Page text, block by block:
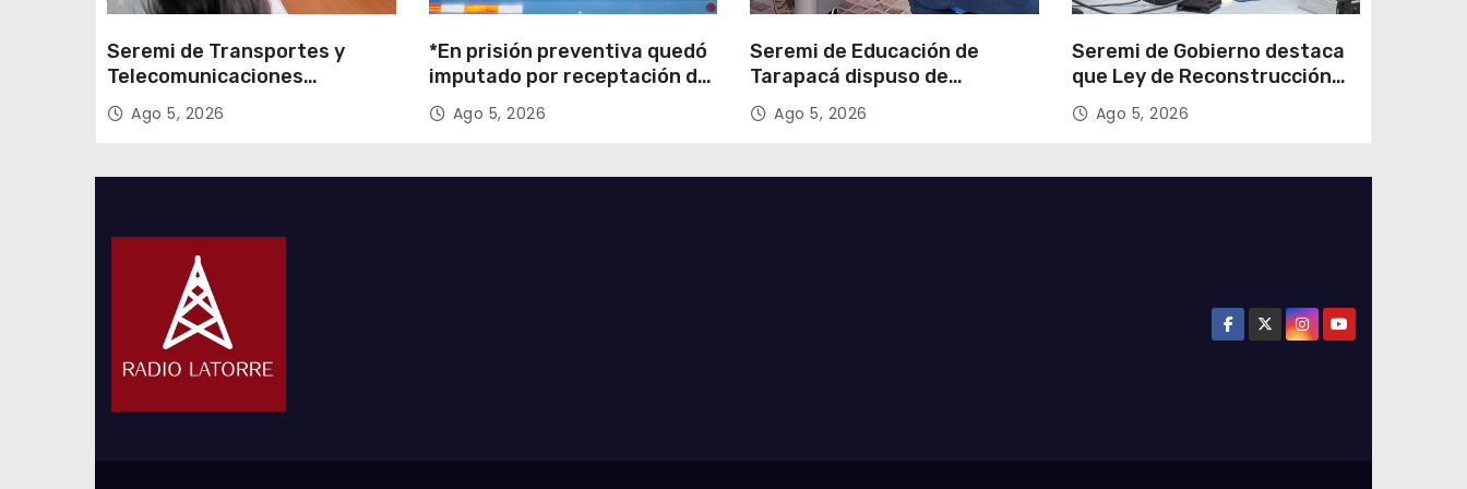
s
Seremi de Transportes y
Telecomunicaciones
encabezó primera mesa de
coordinación para el retiro de
Ago 5, 2026
*En prisión preventiva quedó
imputado por receptación de
cigarrillos avaluados en
$1.600 millones*
Ago 5, 2026
Seremi de Educación de
Tarapacá dispuso de
facilitadores para apoyar
proceso de Admisión Escolar
Ago 5, 2026
Seremi de Gobierno destaca
que Ley de Reconstrucción
Nacional impulsará la
inversión y el empleo en
Ago 5, 2026